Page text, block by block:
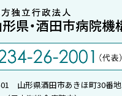
山形県酒田市あきほ町30番地